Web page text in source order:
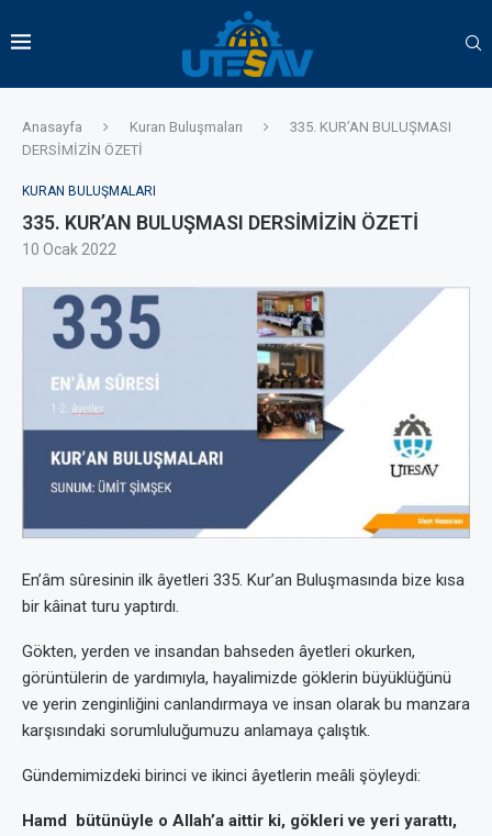
Anasayfa Kuran Buluşmaları
335. KUR’AN BULUŞMASI
DERSİMİZİN ÖZETİ
KURAN BULUŞMALARI
335. KUR’AN BULUŞMASI DERSİMİZİN ÖZETİ
10 Ocak 2022
En’âm sûresinin ilk âyetleri 335. Kur’an Buluşmasında bize kısa
bir kâinat turu yaptırdı.
Gökten, yerden ve insandan bahseden âyetleri okurken,
görüntülerin de yardımıyla, hayalimizde göklerin büyüklüğünü
ve yerin zenginliğini canlandırmaya ve insan olarak bu manzara
karşısındaki sorumluluğumuzu anlamaya çalıştık.
Gündemimizdeki birinci ve ikinci âyetlerin meâli şöyleydi:
Hamd bütünüyle o Allah’a aittir ki, gökleri ve yeri yarattı,